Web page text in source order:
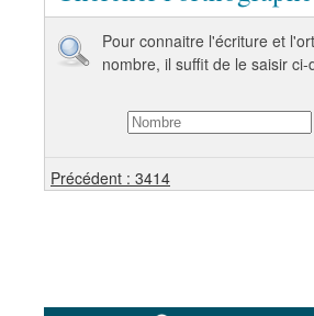
Pour connaitre l'écriture et
nombre, il suffit de le saisir ci-
Précédent : 3414